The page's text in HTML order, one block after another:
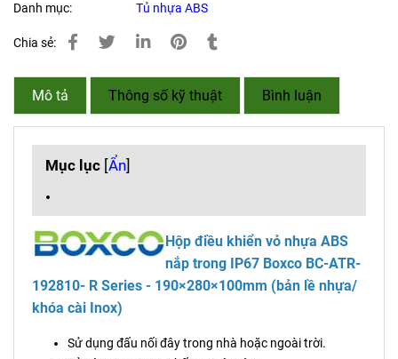
Danh mục: Tủ nhựa ABS
Chia sẻ:
Mô tả Thông số kỹ thuật Bình luận
Mục lục [Ẩn]
Hộp điều khiển vỏ nhựa ABS
nắp trong IP67 Boxco BC-ATR-
192810- R Series - 190×280×100mm (bản lề nhựa/
khóa cài Inox)
Sử dụng đấu nối đây trong nhà hoặc ngoài trời.